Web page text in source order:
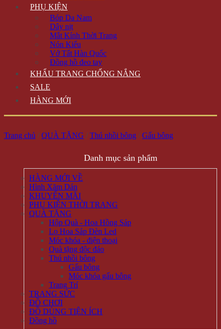
PHỤ KIỆN
Bóp Da Nam
Dây nịt
Mắt Kính Thời Trang
Nón Kiểu
Vớ Tất Hàn Quốc
Đồng hồ đeo tay
KHẨU TRANG CHỐNG NẮNG
SALE
HÀNG MỚI
Trang chủ / QUÀ TẶNG / Thú nhồi bông / Gấu bông
Danh mục sản phẩm
HÀNG MỚI VỀ
Hình Xăm Dán
KHUYẾN MÃI
PHỤ KIỆN THỜI TRANG
QUÀ TẶNG
Hộp Quà - Hoa Hồng Sáp
Lọ Hoa Sáp Đèn Led
Móc khóa - điện thoại
Quà tặng độc đáo
Thú nhồi bông
Gấu bông
Móc khóa gấu bông
Trang Trí
TRANG SỨC
ĐỒ CHƠI
ĐỒ DÙNG TIỆN ÍCH
Đồng hồ